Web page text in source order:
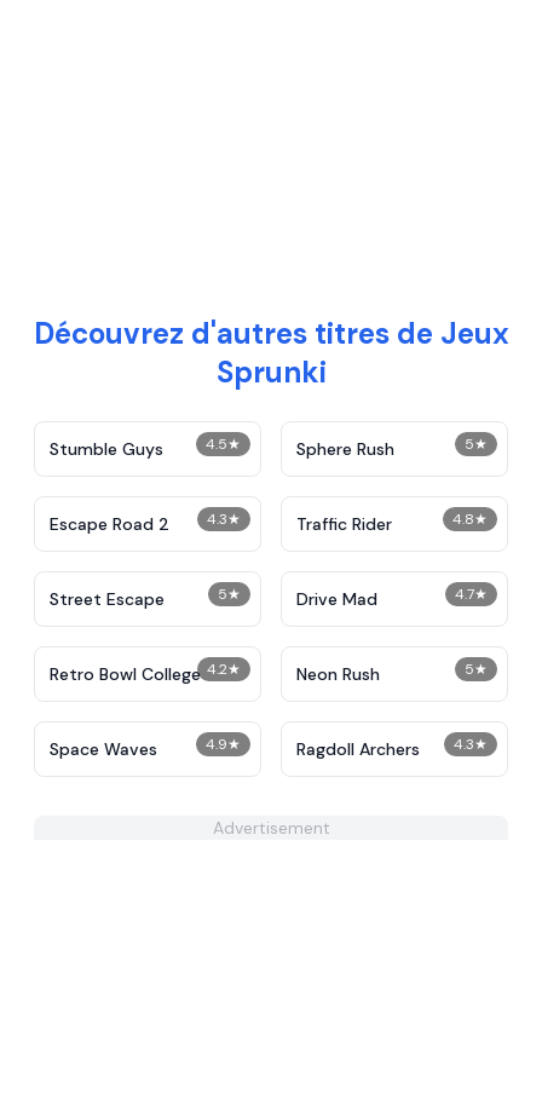
Découvrez d'autres titres de Jeux
Sprunki
4.5★
Stumble Guys 5★
Sphere Rush
4.3★
Escape Road 2 4.8★
Traffic Rider
5★
Street Escape 4.7★
Drive Mad
4.2★
Retro Bowl College 5★
Neon Rush
4.9★
Space Waves 4.3★
Ragdoll Archers
Advertisement